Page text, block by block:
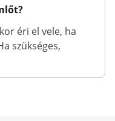
éri el vele, ha
szükséges,